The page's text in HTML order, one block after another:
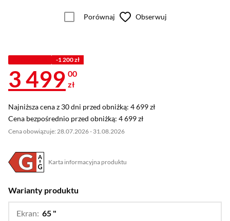
Porównaj Obserwuj
-1 200 zł
3 499 00
zł
Najniższa cena z 30 dni przed obniżką: 4 699 zł
Najniższa cena z 30 dni przed obniżką: 4 699 zł
Cena bezpośrednio przed obniżką: 4 699 zł
Cena bezpośrednio przed obniżką: 4 699 zł
Cena obowiązuje: 28.07.2026 - 31.08.2026
Karta informacyjna produktu
Plik w formacie pdf
(otworzy się w nowym oknie)
Warianty produktu
Ekran: 65 "